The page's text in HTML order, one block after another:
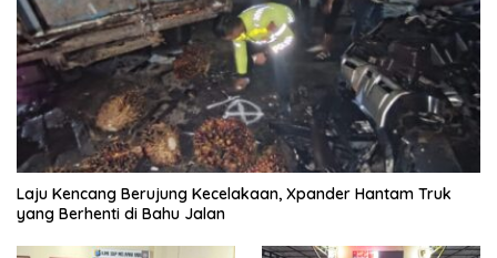
Laju Kencang Berujung Kecelakaan, Xpander Hantam Truk
yang Berhenti di Bahu Jalan